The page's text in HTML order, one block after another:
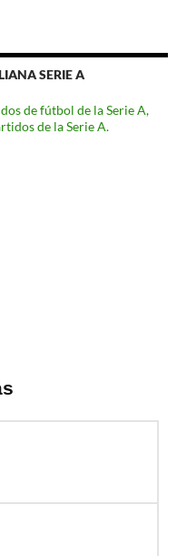
SERIE A
de fútbol de la Serie A,
de la Serie A.